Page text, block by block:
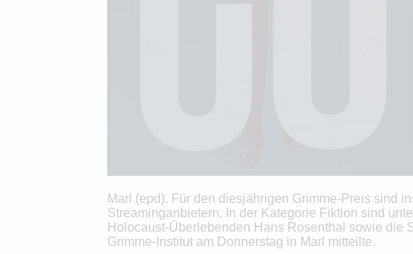
Marl (epd). Für den diesjährigen Grimme-Preis sind
Streaminganbietern. In der Kategorie Fiktion sind
Holocaust-Überlebenden Hans Rosenthal sowie die
Grimme-Institut am Donnerstag in Marl mitteilte.